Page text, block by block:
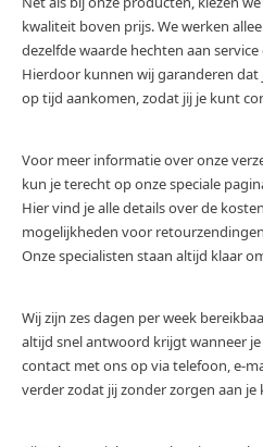
kwaliteit boven prijs. We werken
dezelfde waarde hechten aan
Hierdoor kunnen wij garanderen
op tijd aankomen, zodat jij je kunt
Voor meer informatie over onze
kun je terecht op onze speciale
Hier vind je alle details over de
mogelijkheden voor
Onze specialisten staan altijd klaar
Wij zijn zes dagen per week
altijd snel antwoord krijgt wanneer
contact met ons op via telefoon, e-
verder zodat jij zonder zorgen aan